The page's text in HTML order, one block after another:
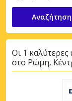
Αναζήτηση
Οι 1 καλύτερες
στο Ρώμη,